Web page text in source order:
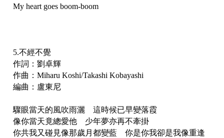
My heart goes boom-boom
5.不經不覺
作詞：劉卓輝
作曲：Miharu Koshi/Takashi Kobayashi
編曲：盧東尼
驟眼當天的風吹雨灑 這時候已早變落霞
像你當天竟總愛他 少年夢亦再不牽掛
你共我又碰見像那歲月都變藍 你是你我卻是我像重逢